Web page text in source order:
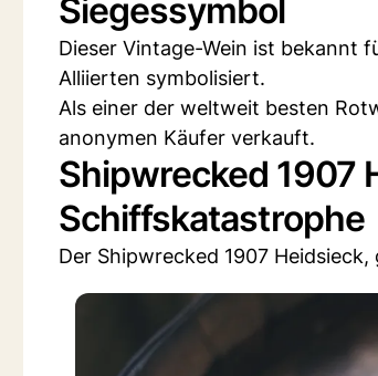
Siegessymbol
Dieser Vintage-Wein ist bekannt
Alliierten symbolisiert.
Als einer der weltweit besten
anonymen Käufer verkauft.
Shipwrecked 1907
Schiffskatastrophe
Der Shipwrecked 1907